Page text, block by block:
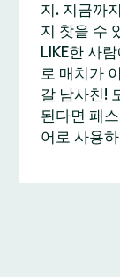
지. 지금까
지 찾을 수
LIKE한 사
로 매치가
갈 남사친!
된다면 패
어로 사용